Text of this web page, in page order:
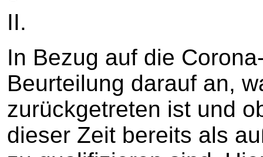
II.
In Bezug auf die
Beurteilung darauf an,
zurückgetreten ist und
dieser Zeit bereits als